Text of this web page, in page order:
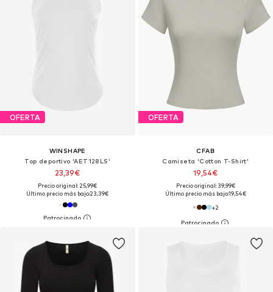
OFERTA
WINSHAPE
Top deportivo 'AET128LS'
23,39€
Precio original: 25,99€
Último precio más bajo:23,39€
OFERTA
CFAB
Camiseta 'Cotton T-Shirt'
19,54€
Precio original: 39,99€
Último precio más bajo:19,54€
+2